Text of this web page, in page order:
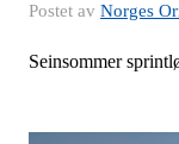
Postet av Norges
Seinsommer